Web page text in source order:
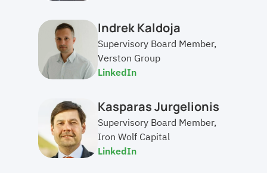
Indrek Kaldoja
Supervisory Board Member,
Verston Group
LinkedIn
Kasparas Jurgelionis
Supervisory Board Member,
Iron Wolf Capital
LinkedIn